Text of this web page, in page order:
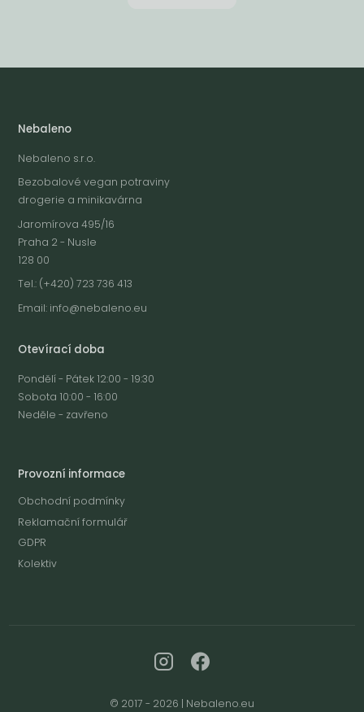
Nebaleno
Nebaleno s.r.o.
Bezobalové vegan potraviny
drogerie a minikavárna
Jaromírova 495/16
Praha 2 - Nusle
128 00
Tel.: (+420) 723 736 413
Email: info@nebaleno.eu
Otevírací doba
Pondělí - Pátek 12:00 - 19:30
Sobota 10:00 - 16:00
Neděle - zavřeno
Provozní informace
Obchodní podmínky
Reklamační formulář
GDPR
Kolektiv
© 2017 - 2026 | Nebaleno.eu